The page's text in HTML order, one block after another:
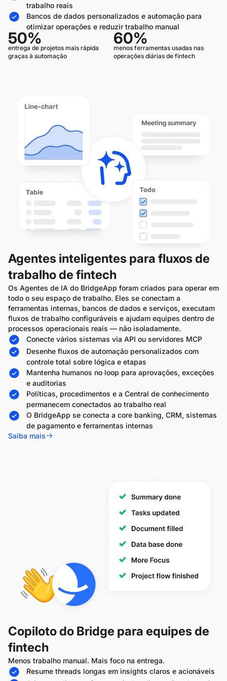
trabalho reais
Bancos de dados personalizados e automação para
otimizar operações e reduzir trabalho manual
50%
entrega de projetos mais rápida
graças à automação
60%
menos ferramentas usadas nas
operações diárias de fintech
Agentes inteligentes para fluxos de
trabalho de fintech
Os Agentes de IA do BridgeApp foram criados para operar em
todo o seu espaço de trabalho. Eles se conectam a
ferramentas internas, bancos de dados e serviços, executam
fluxos de trabalho configuráveis e ajudam equipes dentro de
processos operacionais reais — não isoladamente.
Conecte vários sistemas via API ou servidores MCP
Desenhe fluxos de automação personalizados com
controle total sobre lógica e etapas
Mantenha humanos no loop para aprovações, exceções
e auditorias
Políticas, procedimentos e a Central de conhecimento
permanecem conectados ao trabalho real
O BridgeApp se conecta a core banking, CRM, sistemas
de pagamento e ferramentas internas
Saiba mais
Copiloto do Bridge para equipes de
fintech
Menos trabalho manual. Mais foco na entrega.
Resume threads longas em insights claros e acionáveis